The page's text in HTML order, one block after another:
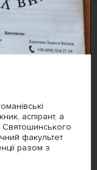
аспірант, а
Святошинського
факультет
разом з